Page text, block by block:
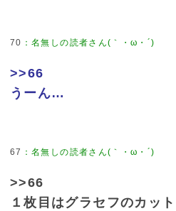
70
>>66
うーん…
67
>>66
１枚目はグラセフのカッ